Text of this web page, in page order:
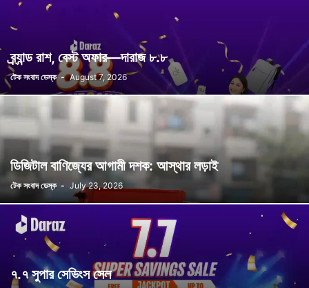
ব্র্যান্ড রাশ, বেস্ট অফার—দারাজ ৮.৮
টেক সংবাদ ডেস্ক - August 7, 2026
ডিজিটাল বাণিজ্যের আগামী দশক: আস্থার লড়াই
টেক সংবাদ ডেস্ক - July 23, 2026
৭.৭ সুপার সেভিংস সেল